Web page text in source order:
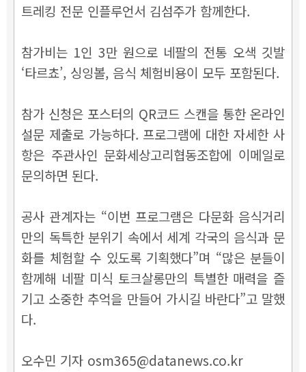
트레킹 전문 인플루언서 김섬주가 함께한다.
참가비는 1인 3만 원으로 네팔의 전통 오색 깃발
‘타르쵸’, 싱잉볼, 음식 체험비용이 모두 포함된다.
참가 신청은 포스터의 QR코드 스캔을 통한 온라인
설문 제출로 가능하다. 프로그램에 대한 자세한 사
항은 주관사인 문화세상고리협동조합에 이메일로
문의하면 된다.
공사 관계자는 “이번 프로그램은 다문화 음식거리
만의 독특한 분위기 속에서 세계 각국의 음식과 문
화를 체험할 수 있도록 기획했다”며 “많은 분들이
함께해 네팔 미식 토크살롱만의 특별한 매력을 즐
기고 소중한 추억을 만들어 가시길 바란다”고 말했
다.
오수민 기자 osm365@datanews.co.kr